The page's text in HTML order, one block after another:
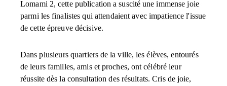
Lomami 2, cette publication a suscité une immense joie
parmi les finalistes qui attendaient avec impatience l'issue
de cette épreuve décisive.
Dans plusieurs quartiers de la ville, les élèves, entourés
de leurs familles, amis et proches, ont célébré leur
réussite dès la consultation des résultats. Cris de joie,